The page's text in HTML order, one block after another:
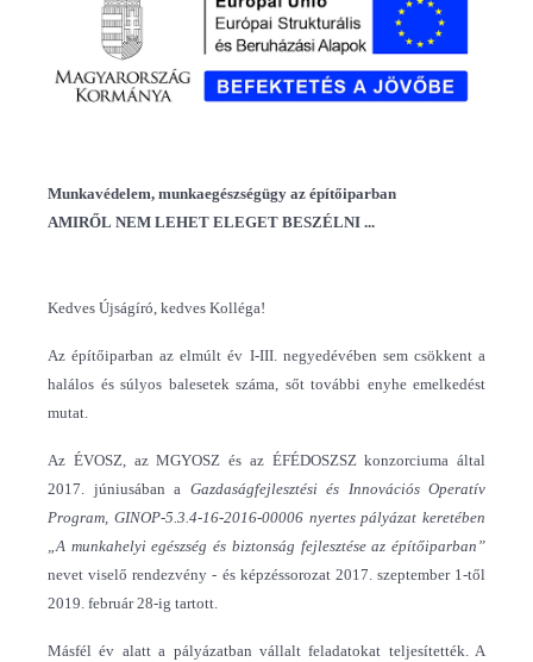
Munkavédelem, munkaegészségügy az építőiparban
AMIRŐL NEM LEHET ELEGET BESZÉLNI ...
Kedves Újságíró, kedves Kolléga!
Az építőiparban az elmúlt év I-III. negyedévében sem csökkent a
halálos és súlyos balesetek száma, sőt további enyhe emelkedést
mutat.
Az ÉVOSZ, az MGYOSZ és az ÉFÉDOSZSZ konzorciuma által
2017. júniusában a Gazdaságfejlesztési és Innovációs Operatív
Program, GINOP-5.3.4-16-2016-00006 nyertes pályázat keretében
„A munkahelyi egészség és biztonság fejlesztése az építőiparban”
nevet viselő rendezvény - és képzéssorozat 2017. szeptember 1-től
2019. február 28-ig tartott.
Másfél év alatt a pályázatban vállalt feladatokat teljesítették. A